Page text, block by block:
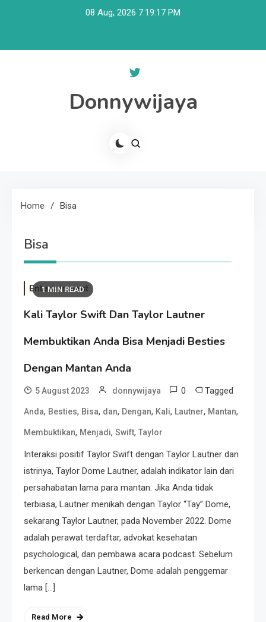
08 Aug, 2026 7:19:18 PM
Donnywijaya
Home Bisa
Bisa
1 MIN READ
Entertainment
Kali Taylor Swift Dan Taylor Lautner
Membuktikan Anda Bisa Menjadi Besties
Dengan Mantan Anda
5 August 2023 donnywijaya 0 Tagged
Anda, Besties, Bisa, dan, Dengan, Kali, Lautner, Mantan,
Membuktikan, Menjadi, Swift, Taylor
Interaksi positif Taylor Swift dengan Taylor Lautner dan
istrinya, Taylor Dome Lautner, adalah indikator lain dari
persahabatan lama para mantan. Jika Anda tidak
terbiasa, Lautner menikah dengan Taylor “Tay” Dome,
sekarang Taylor Lautner, pada November 2022. Dome
adalah perawat terdaftar, advokat kesehatan
psychological, dan pembawa acara podcast. Sebelum
berkencan dengan Lautner, Dome adalah penggemar
lama […]
Read More